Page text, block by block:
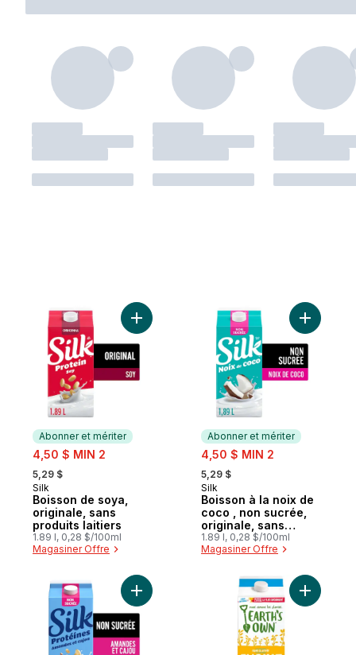
Abonner et mériter
sale:
4,50 $ MIN 2
, formerly:
5,29 $
Abonner et mériter
Silk
Boisson de soya,
originale, sans
produits laitiers
1.89 l, 0,28 $/100ml
Magasiner Offre
Ajouter Boisson de soya, originale, sans
Abonner et mériter
sale:
4,50 $ MIN 2
, formerly:
5,29 $
Abonner et mériter
Silk
Boisson à la noix de
coco , non sucrée,
originale, sans
produits laitiers
1.89 l, 0,28 $/100ml
Magasiner Offre
Ajouter
Ajouter Protéine non sucrée originale
Ajouter